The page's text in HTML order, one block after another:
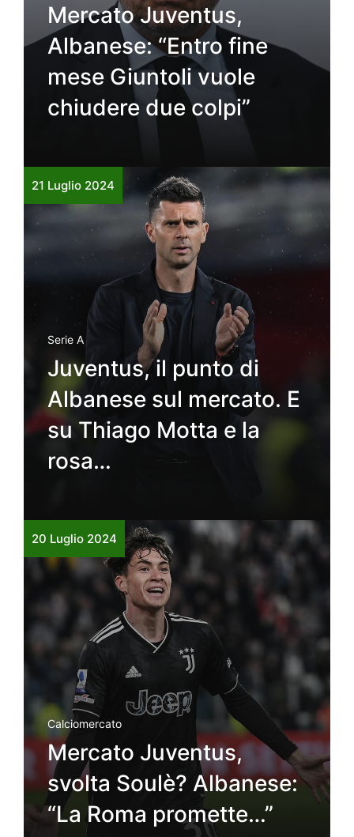
Mercato Juventus,
Albanese: “Entro fine
mese Giuntoli vuole
chiudere due colpi”
21 Luglio 2024
Serie A
Juventus, il punto di
Albanese sul mercato. E
su Thiago Motta e la
rosa…
20 Luglio 2024
Calciomercato
Mercato Juventus,
svolta Soulè? Albanese:
“La Roma promette…”